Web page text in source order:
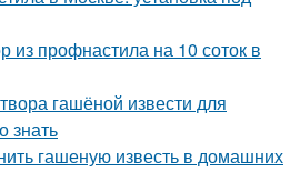
из профнастила на 10 соток в
гашёной извести для
знать
гашеную известь в домашних